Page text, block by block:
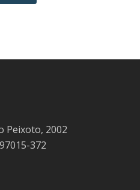
Peixoto, 2002
372